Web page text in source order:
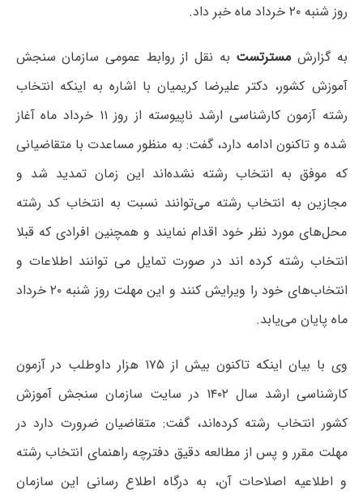
روز شنبه ۲۰ خرداد ماه خبر داد.
به گزارش مسترتست به نقل از روابط عمومی سازمان سنجش
آموزش کشور، دکتر علیرضا کریمیان با اشاره به اینکه انتخاب
رشته آزمون کارشناسی ارشد ناپیوسته از روز ۱۱ خرداد ماه آغاز
شده و تاکنون ادامه دارد، گفت: به منظور مساعدت با متقاضیانی
که موفق به انتخاب رشته نشده‌اند این زمان تمدید شد و
مجازین به انتخاب رشته می‌توانند نسبت به انتخاب کد رشته
محل‌های مورد نظر خود اقدام نمایند و همچنین افرادی که قبلا
انتخاب رشته کرده اند در صورت تمایل می توانند اطلاعات و
انتخاب‌های خود را ویرایش کنند و این مهلت روز شنبه ۲۰ خرداد
ماه پایان می‌یابد.
وی با بیان اینکه تاکنون بیش از ۱۷۵ هزار داوطلب در آزمون
کارشناسی ارشد سال ۱۴۰۲ در سایت سازمان سنجش آموزش
کشور انتخاب رشته کرده‌اند، گفت: متقاضیان ضرورت دارد در
مهلت مقرر و پس از مطالعه دقیق دفترچه راهنمای انتخاب رشته
و اطلاعیه اصلاحات آن، به درگاه اطلاع رسانی این سازمان